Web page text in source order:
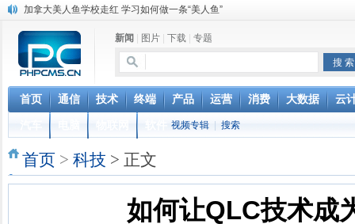
加拿大美人鱼学校走红 学习如何做一条“美人鱼”
菲律宾的蟒蛇按摩：让4条巨蟒在你身上游走
英国妖娆哥街头跳甩臀舞 根本停不下来
iOS 12.2 重磅功能更新，支持电信 Volte 和查询保修
联通正式确认VoLTE商用时间，移动电信很无奈，网友：资费还
台湾中华电信停售新机对华为开出第一枪 国台办回应
联通电信要合并？中国电信董事长回应：是误解
揭秘非洲肯尼亚男孩割礼 跳入冰冷的河水进行自我麻醉
新闻 图片 下载 专题
首页 通信 技术 终端 产品 运营 消费 大数据 云
视频专辑 搜索
首页 > 科技 > 正文
如何让QLC技术成